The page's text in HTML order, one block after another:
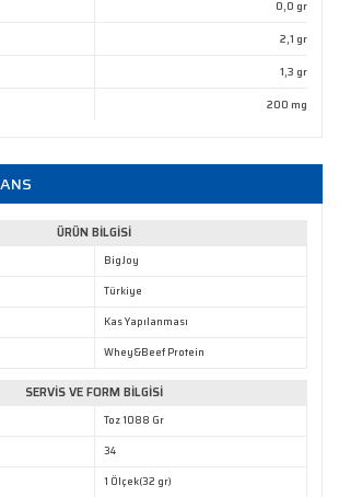
0,0 gr
2,1 gr
1,3 gr
200 mg
ÜRÜN BİLGİSİ
BigJoy
Türkiye
Kas Yapılanması
Whey&Beef Protein
SERVİS VE FORM BİLGİSİ
Toz 1088 Gr
34
1 Ölçek(32 gr)